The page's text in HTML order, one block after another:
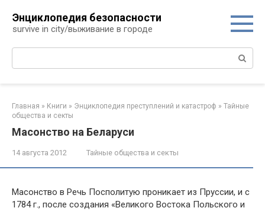
контенту
Энциклопедия безопасности
survive in city/выживание в городе
Поиск:
Главная » Книги » Энциклопедия преступлений и катастроф » Тайные
общества и секты
Масонство на Беларуси
14 августа 2012 Тайные общества и секты
Масонство в Речь Посполитую проникает из Пруссии, и с
1784 г., после создания «Великого Востока Польского и